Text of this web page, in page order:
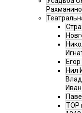
Нил
ТОР